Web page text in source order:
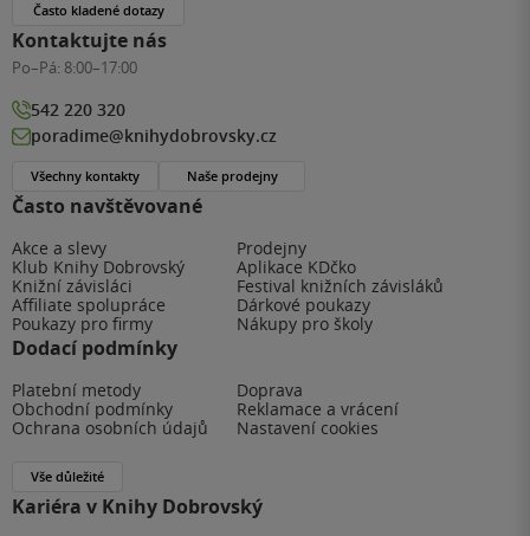
Často navštěvované
Akce a slevy
Prodejny
Klub Knihy Dobrovský
Aplikace KDčko
Knižní závisláci
Festival knižních závisláků
Affiliate spolupráce
Dárkové poukazy
Poukazy pro firmy
Nákupy pro školy
Dodací podmínky
Platební metody
Doprava
Obchodní podmínky
Reklamace a vrácení
Ochrana osobních údajů
Nastavení cookies
Vše důležité
Kariéra v Knihy Dobrovský
Často kladené dotazy
Kontaktujte nás
Po–Pá: 8:00–17:00
542 220 320
poradime@knihydobrovsky.cz
Všechny kontakty Naše prodejny